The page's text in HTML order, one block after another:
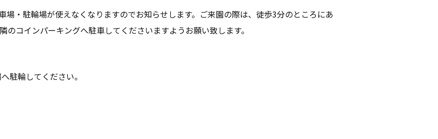
場・駐輪場が使えなくなりますのでお知らせします。ご来園の際は、徒歩3分のところにあ
コインパーキングへ駐車してくださいますようお願い致します。
駐輪してください。